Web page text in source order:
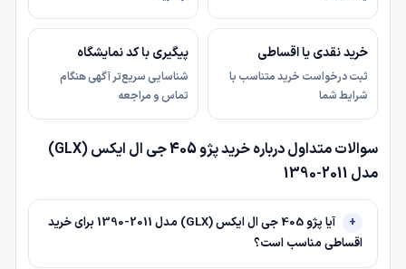
خرید نقدی یا اقساطی
ثبت درخواست خرید متناسب با
شرایط شما
پیگیری با کد نمایشگاه
شناسایی سریع‌تر آگهی هنگام
تماس و مراجعه
سوالات متداول درباره خرید پژو 405 جی ال ایکس (GLX)
مدل 2011-1390
آیا پژو 405 جی ال ایکس (GLX) مدل 2011-1390 برای خرید
اقساطی مناسب است؟